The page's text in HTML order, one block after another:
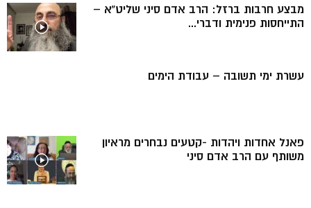
מבצע חרבות ברזל: הרב אדם סיני שליט”א –
התייחסות פנימית ודברי...
עשרת ימי תשובה – עבודת הימים
פאנל אחדות ויהדות -קטעים נבחרים מראיון
משותף עם הרב אדם סיני